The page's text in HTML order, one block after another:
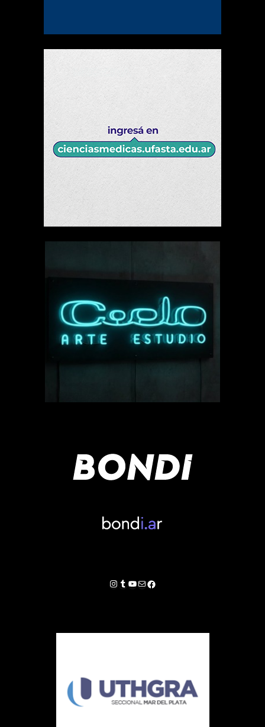
Instagram
Tumblr
YouTube
Correo electrónico
Facebook